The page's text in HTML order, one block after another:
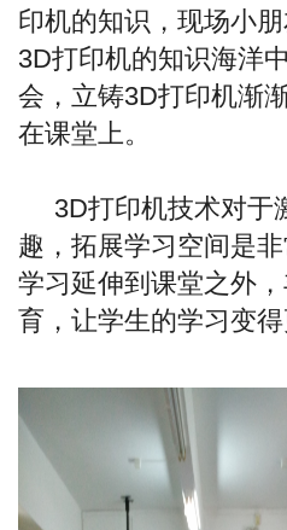
印机的知识，现场小
3D打印机的知识海洋
会，立铸3D打印机渐
在课堂上。
3D打印机技术对于
趣，拓展学习空间是
学习延伸到课堂之外
育，让学生的学习变得